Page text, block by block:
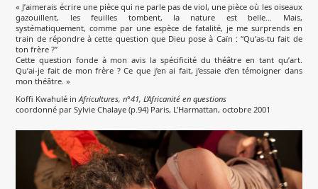
« J’aimerais écrire une pièce qui ne parle pas de viol, une pièce où les oiseaux
gazouillent, les feuilles tombent, la nature est belle… Mais,
systématiquement, comme par une espèce de fatalité, je me surprends en
train de répondre à cette question que Dieu pose à Caïn : “Qu’as-tu fait de
ton frère ?”
Cette question fonde à mon avis la spécificité du théâtre en tant qu’art.
Qu’ai-je fait de mon frère ? Ce que j’en ai fait, j’essaie d’en témoigner dans
mon théâtre. »
Koffi Kwahulé inAfricultures, n°41, L’Africanité en questions
coordonné par Sylvie Chalaye (p.94) Paris, L’Harmattan, octobre 2001